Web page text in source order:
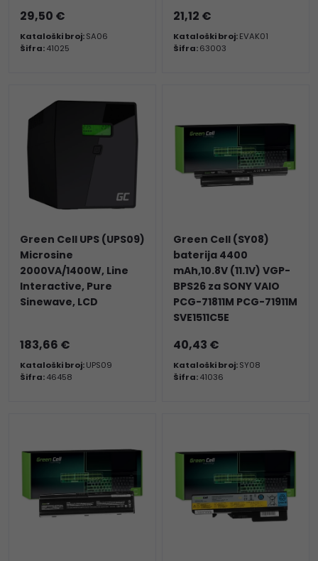
29,50 €
Kataloški broj:SA06
Šifra:41025
21,12 €
Kataloški broj:EVAK01
Šifra:63003
Green Cell UPS (UPS09)
Microsine
2000VA/1400W, Line
Interactive, Pure
Sinewave, LCD
183,66 €
Kataloški broj:UPS09
Šifra:46458
Green Cell (SY08)
baterija 4400
mAh,10.8V (11.1V) VGP-
BPS26 za SONY VAIO
PCG-71811M PCG-71911M
SVE1511C5E
40,43 €
Kataloški broj:SY08
Šifra:41036